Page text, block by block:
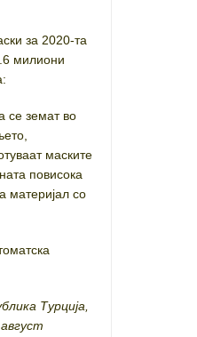
за 2020-та
милиони
се земат во
маските
повисока
материјал со
Турција,